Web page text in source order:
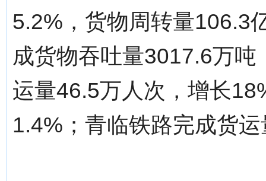
5.2%，货物周转量106.3
成货物吞吐量3017.6万
运量46.5万人次，增长
1.4%；青临铁路完成货